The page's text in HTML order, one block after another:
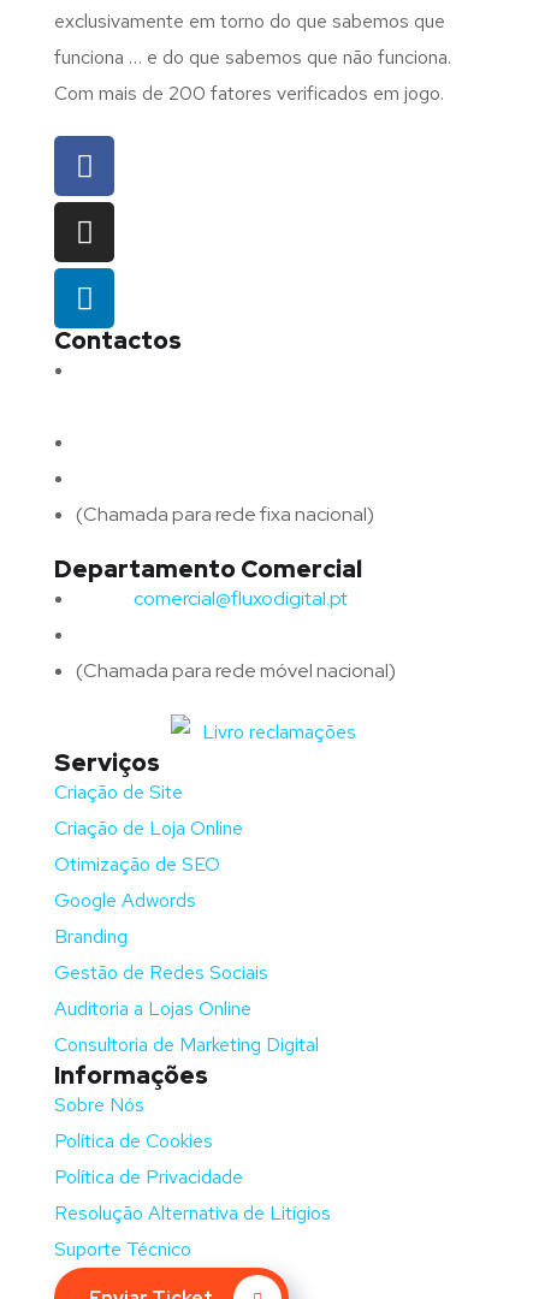
exclusivamente em torno do que sabemos que
funciona … e do que sabemos que não funciona.
Com mais de 200 fatores verificados em jogo.
Contactos
(Chamada para rede fixa nacional)
Departamento Comercial
comercial@fluxodigital.pt
(Chamada para rede móvel nacional)
Serviços
Criação de Site
Criação de Loja Online
Otimização de SEO
Google Adwords
Branding
Gestão de Redes Sociais
Auditoria a Lojas Online
Consultoria de Marketing Digital
Informações
Sobre Nós
Política de Cookies
Política de Privacidade
Resolução Alternativa de Litígios
Suporte Técnico